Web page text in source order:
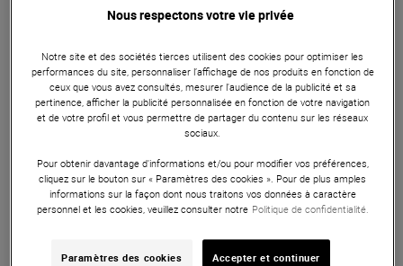
tous les genres musicaux, il combine workflow intuitif et
parfait pour se former sur le logiciel utilisé par les plus
grands compositeurs de Hollywood. ATTENTION : aucun
retour ne pourra être accepté, vérifiez votre éligibilité avant
ARTICLE N° 120900
Nous respectons votre vie privée
Notre site et des sociétés tierces utilisent des cookies pour optimiser les
performances du site, personnaliser l’affichage de nos produits en fonction de
ceux que vous avez consultés, mesurer l'audience de la publicité et sa
pertinence, afficher la publicité personnalisée en fonction de votre navigation
et de votre profil et vous permettre de partager du contenu sur les réseaux
sociaux.
Pour obtenir davantage d'informations et/ou pour modifier vos préférences,
cliquez sur le bouton sur « Paramètres des cookies ». Pour de plus amples
informations sur la façon dont nous traitons vos données à caractère
personnel et les cookies, veuillez consulter notre Politique de confidentialité.
Paramètres des cookies Accepter et continuer